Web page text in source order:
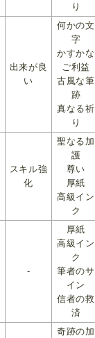
り
出来が良
い
何かの文
字
かすかな
ご利益
古風な筆
跡
真なる祈
り
スキル強
化
聖なる加
護
尊い
厚紙
高級イン
ク
-
厚紙
高級イン
ク
筆者のサ
イン
信者の救
済
奇跡の加